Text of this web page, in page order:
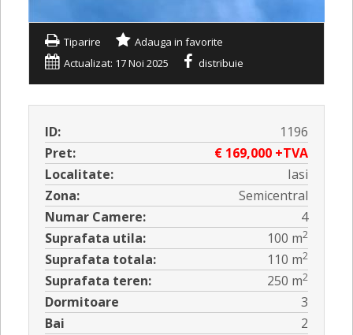
Tiparire
Adauga in favorite
Actualizat: 17 Noi 2025
distribuie
ID:
1196
Pret:
€ 169,000 +TVA
Localitate:
Iasi
Zona:
Semicentral
Numar Camere:
4
Suprafata utila:
100 m2
Suprafata totala: 110 m2
Suprafata teren: 250 m2
Dormitoare
3
Bai
2